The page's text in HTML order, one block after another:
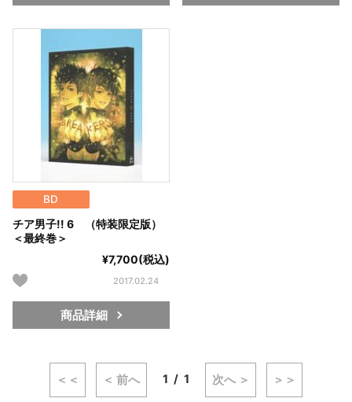
BD
チア男子!! 6 （特装限定版）
＜最終巻＞
¥7,700(税込)
2017.02.24
商品詳細
＜＜ ＜ 前へ 1 1 次へ ＞ ＞＞